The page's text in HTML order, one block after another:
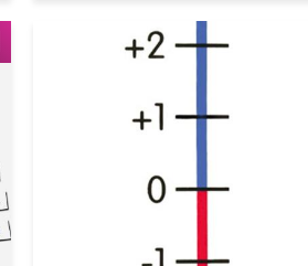
till i favoriter